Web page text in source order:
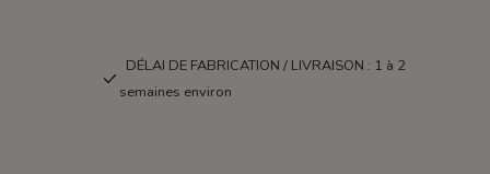
DÉLAI DE FABRICATION / LIVRAISON : 1 à 2
semaines environ